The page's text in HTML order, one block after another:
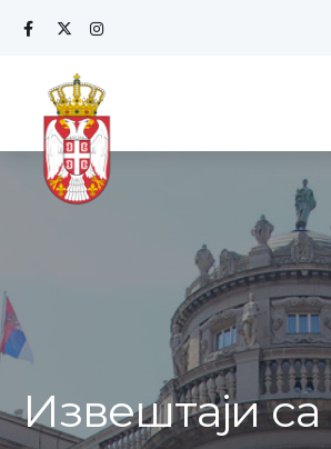
Извештаји са